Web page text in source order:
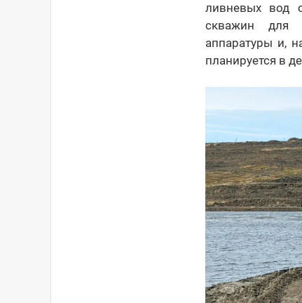
ливневых вод
скважин для
аппаратуры и,
планируется в